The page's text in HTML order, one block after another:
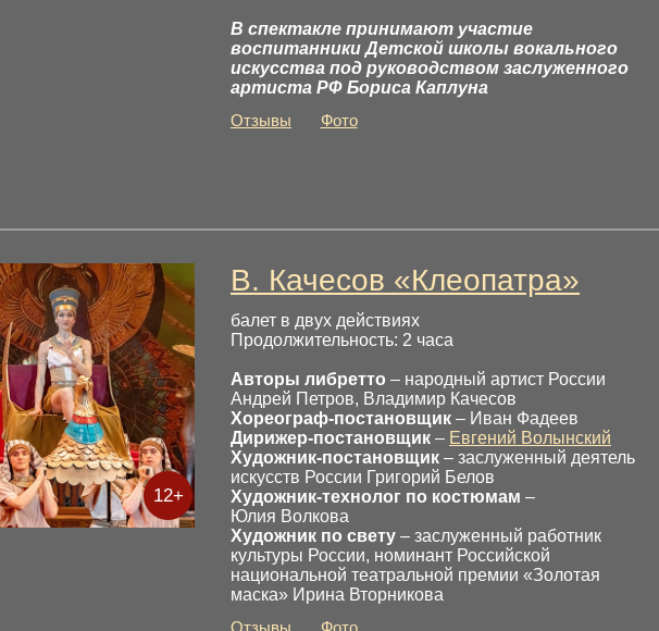
В спектакле принимают участие
воспитанники Детской школы вокального
искусства под руководством заслуженного
артиста РФ Бориса Каплуна
Отзывы
Фото
12+
В. Качесов «Клеопатра»
балет в двух действиях
Продолжительность: 2 часа
Авторы либретто – народный артист России
Андрей Петров, Владимир Качесов
Хореограф-постановщик – Иван Фадеев
Дирижер-постановщик – Евгений Волынский
Художник-постановщик – заслуженный деятель
искусств России Григорий Белов
Художник-технолог по костюмам –
Юлия Волкова
Художник по свету – заслуженный работник
культуры России, номинант Российской
национальной театральной премии «Золотая
маска» Ирина Вторникова
Отзывы
Фото